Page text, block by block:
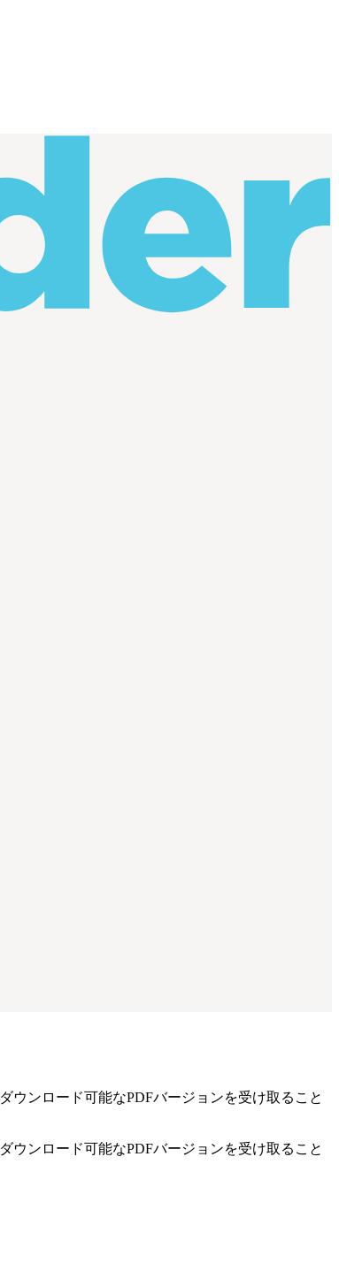
ダウンロード可能なPDFバージョンを受け取ること
ダウンロード可能なPDFバージョンを受け取ること